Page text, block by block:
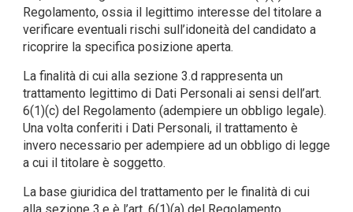
Regolamento, ossia il legittimo interesse del titolare a
verificare eventuali rischi sull’idoneità del candidato a
ricoprire la specifica posizione aperta.
La finalità di cui alla sezione 3.d rappresenta un
trattamento legittimo di Dati Personali ai sensi dell’art.
6(1)(c) del Regolamento (adempiere un obbligo legale).
Una volta conferiti i Dati Personali, il trattamento è
invero necessario per adempiere ad un obbligo di legge
a cui il titolare è soggetto.
La base giuridica del trattamento per le finalità di cui